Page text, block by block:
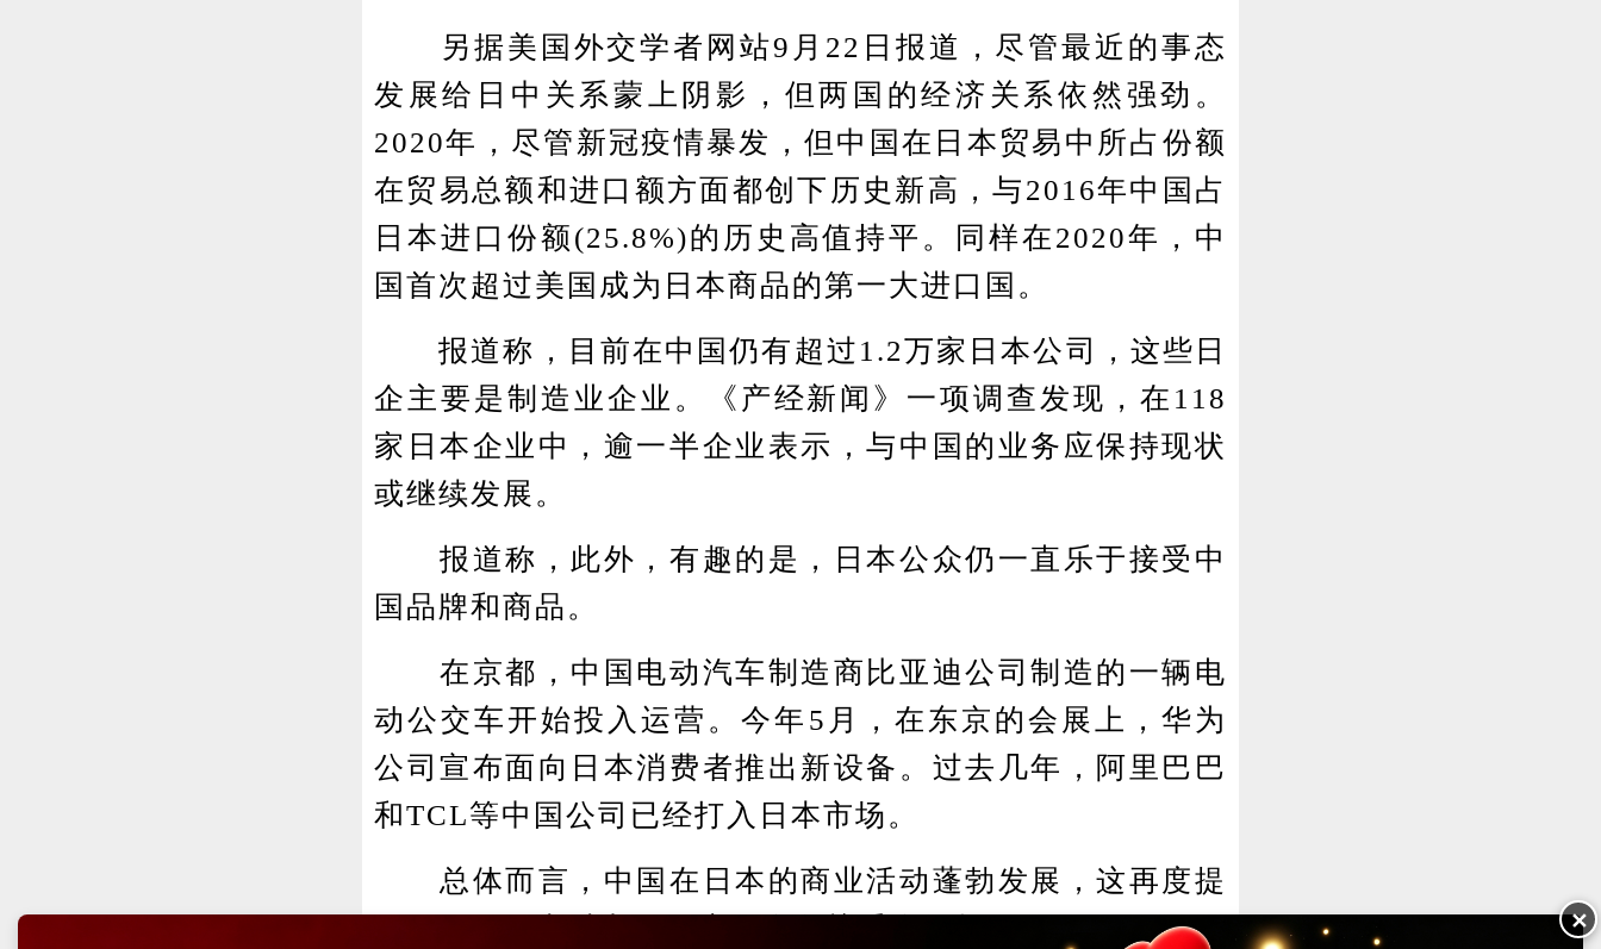
另据美国外交学者网站9月22日报道，尽管最近的事态
发展给日中关系蒙上阴影，但两国的经济关系依然强劲。
2020年，尽管新冠疫情暴发，但中国在日本贸易中所占份额
在贸易总额和进口额方面都创下历史新高，与2016年中国占
日本进口份额(25.8%)的历史高值持平。同样在2020年，中
国首次超过美国成为日本商品的第一大进口国。
报道称，目前在中国仍有超过1.2万家日本公司，这些日
企主要是制造业企业。《产经新闻》一项调查发现，在118
家日本企业中，逾一半企业表示，与中国的业务应保持现状
或继续发展。
报道称，此外，有趣的是，日本公众仍一直乐于接受中
国品牌和商品。
在京都，中国电动汽车制造商比亚迪公司制造的一辆电
动公交车开始投入运营。今年5月，在东京的会展上，华为
公司宣布面向日本消费者推出新设备。过去几年，阿里巴巴
和TCL等中国公司已经打入日本市场。
总体而言，中国在日本的商业活动蓬勃发展，这再度提
✕